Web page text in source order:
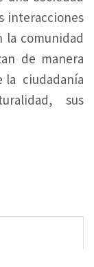
interacciones
la comunidad
de manera
la ciudadanía
sus